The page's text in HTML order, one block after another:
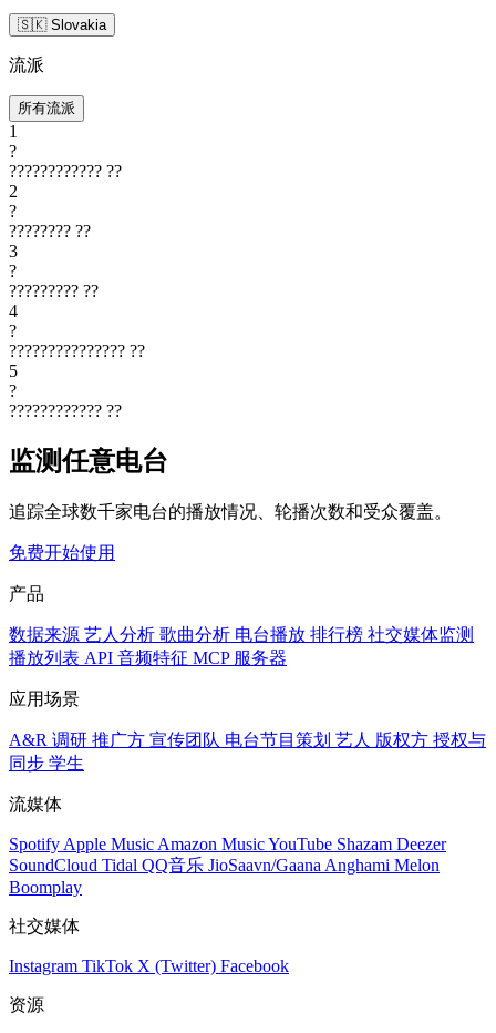
🇸🇰 Slovakia
流派
所有流派
1
?
???????????? ??
2
?
???????? ??
3
?
????????? ??
4
?
??????????????? ??
5
?
???????????? ??
监测任意电台
追踪全球数千家电台的播放情况、轮播次数和受众覆盖。
免费开始使用
产品
数据来源 艺人分析 歌曲分析 电台播放 排行榜 社交媒体监测
播放列表 API 音频特征 MCP 服务器
应用场景
A&R 调研 推广方 宣传团队 电台节目策划 艺人 版权方 授权与
同步 学生
流媒体
Spotify Apple Music Amazon MusicYouTube Shazam Deezer
SoundCloud Tidal QQ音乐 JioSaavn/Gaana Anghami Melon
Boomplay
社交媒体
Instagram TikTok X (Twitter) Facebook
资源